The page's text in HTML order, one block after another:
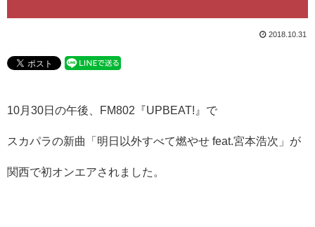
2018.10.31
10月30日の午後、FM802『UPBEAT!』で
スカパラの新曲「明日以外すべて燃やせ feat.宮本浩次」が
関西で初オンエアされました。